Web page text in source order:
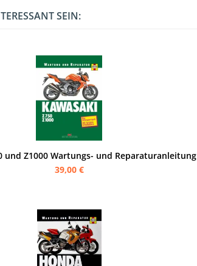
SEIN:
und Z1000 Wartungs- und Reparaturanleitung
39,00 €